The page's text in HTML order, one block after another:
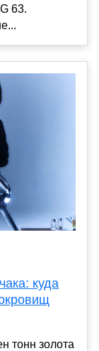
63.
куда
тонн золота